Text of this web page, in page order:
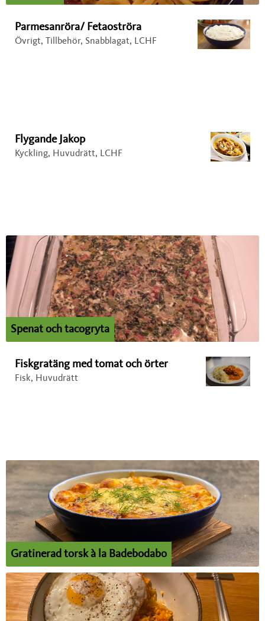
Parmesanröra/ Fetaoströra
Övrigt, Tillbehör, Snabblagat, LCHF
Flygande Jakop
Kyckling, Huvudrätt, LCHF
Spenat och tacogryta
Fiskgratäng med tomat och örter
Fisk, Huvudrätt
Gratinerad torsk à la Badebodabo